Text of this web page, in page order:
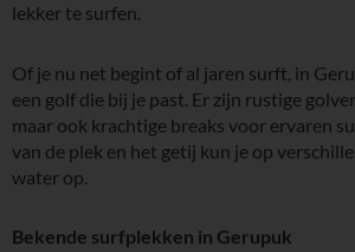
lekker te surfen.
Of je nu net begint of al jaren surft, in
een golf die bij je past. Er zijn rustige
maar ook krachtige breaks voor ervaren
van de plek en het getij kun je op
water op.
Bekende surfplekken in Gerupuk